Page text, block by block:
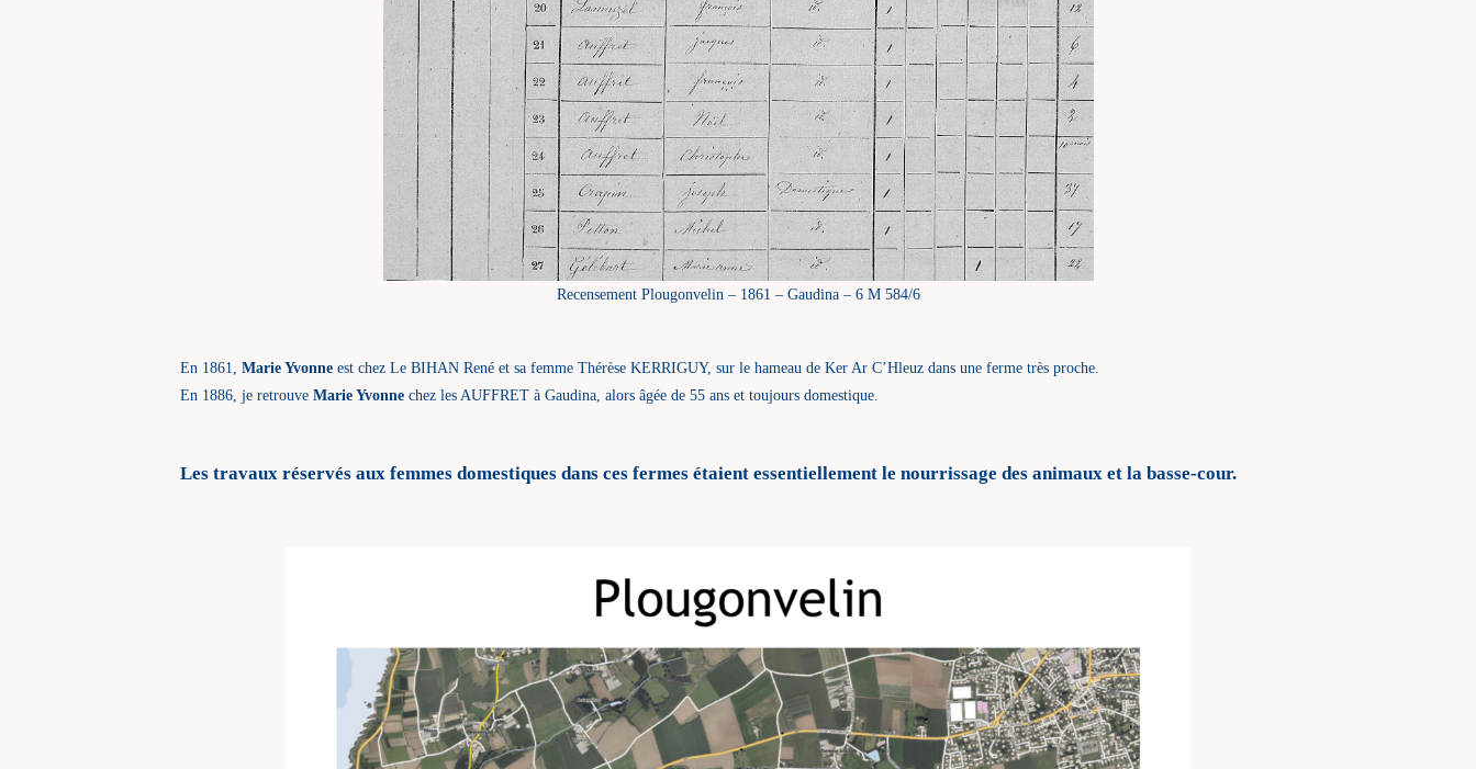
Recensement Plougonvelin – 1861 – Gaudina – 6 M 584/6
En 1861,Marie Yvonne est chez Le BIHAN René et sa femme Thérèse KERRIGUY, sur le hameau de Ker Ar C’Hleuz dans une ferme très proche.
En 1886, je retrouveMarie Yvonne chez les AUFFRET à Gaudina, alors âgée de 55 ans et toujours domestique.
Les travaux réservés aux femmes domestiques dans ces fermes étaient essentiellement le nourrissage des animaux et la basse-cour.